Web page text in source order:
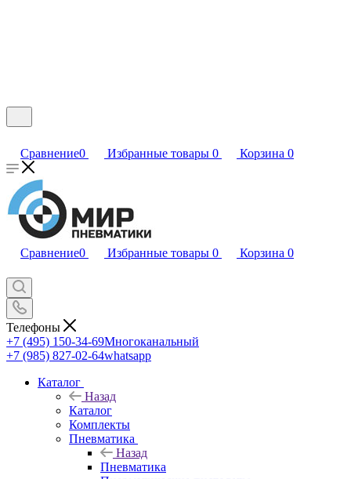
Сравнение0 Избранные товары 0 Корзина 0
Сравнение0 Избранные товары 0 Корзина 0
Телефоны
+7 (495) 150-34-69Многоканальный
+7 (985) 827-02-64whatsapp
Каталог
Назад
Каталог
Комплекты
Пневматика
Назад
Пневматика